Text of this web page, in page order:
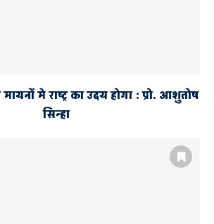
मे राष्ट्र का उदय होगा : प्रो. आशुतोष
सिन्हा